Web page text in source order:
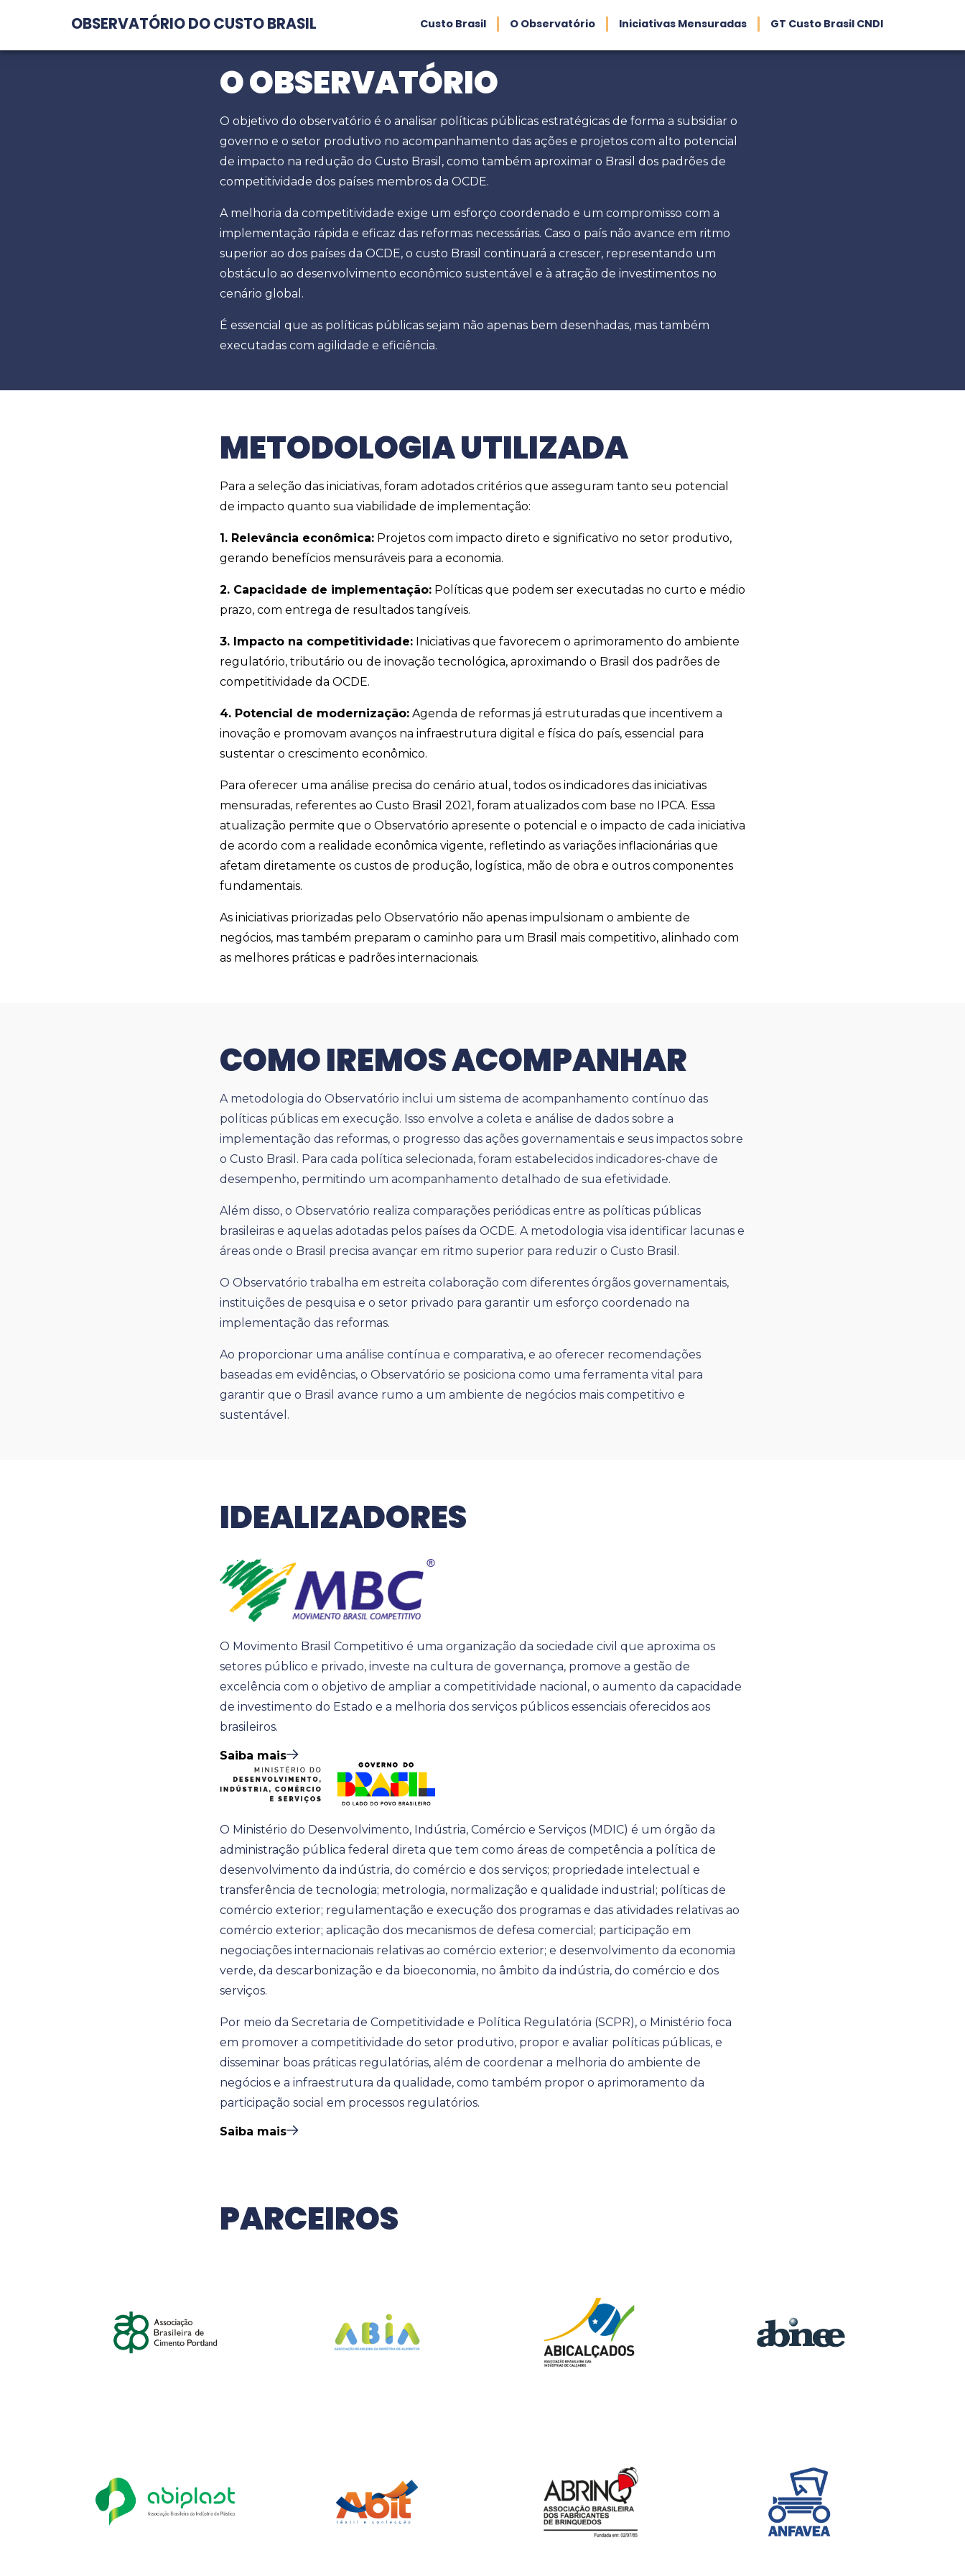
OBSERVATÓRIO DO CUSTO BRASIL Custo Brasil O Observatório Iniciativas Mensuradas GT Custo Brasil CNDI
O OBSERVATÓRIO
O objetivo do observatório é o analisar políticas públicas estratégicas de forma a subsidiar o
governo e o setor produtivo no acompanhamento das ações e projetos com alto potencial
de impacto na redução do Custo Brasil, como também aproximar o Brasil dos padrões de
competitividade dos países membros da OCDE.
A melhoria da competitividade exige um esforço coordenado e um compromisso com a
implementação rápida e eficaz das reformas necessárias. Caso o país não avance em ritmo
superior ao dos países da OCDE, o custo Brasil continuará a crescer, representando um
obstáculo ao desenvolvimento econômico sustentável e à atração de investimentos no
cenário global.
É essencial que as políticas públicas sejam não apenas bem desenhadas, mas também
executadas com agilidade e eficiência.
METODOLOGIA UTILIZADA
Para a seleção das iniciativas, foram adotados critérios que asseguram tanto seu potencial
de impacto quanto sua viabilidade de implementação:
1. Relevância econômica: Projetos com impacto direto e significativo no setor produtivo,
gerando benefícios mensuráveis para a economia.
2. Capacidade de implementação: Políticas que podem ser executadas no curto e médio
prazo, com entrega de resultados tangíveis.
3. Impacto na competitividade: Iniciativas que favorecem o aprimoramento do ambiente
regulatório, tributário ou de inovação tecnológica, aproximando o Brasil dos padrões de
competitividade da OCDE.
4. Potencial de modernização: Agenda de reformas já estruturadas que incentivem a
inovação e promovam avanços na infraestrutura digital e física do país, essencial para
sustentar o crescimento econômico.
Para oferecer uma análise precisa do cenário atual, todos os indicadores das iniciativas
mensuradas, referentes ao Custo Brasil 2021, foram atualizados com base no IPCA. Essa
atualização permite que o Observatório apresente o potencial e o impacto de cada iniciativa
de acordo com a realidade econômica vigente, refletindo as variações inflacionárias que
afetam diretamente os custos de produção, logística, mão de obra e outros componentes
fundamentais.
As iniciativas priorizadas pelo Observatório não apenas impulsionam o ambiente de
negócios, mas também preparam o caminho para um Brasil mais competitivo, alinhado com
as melhores práticas e padrões internacionais.
COMO IREMOS ACOMPANHAR
A metodologia do Observatório inclui um sistema de acompanhamento contínuo das
políticas públicas em execução. Isso envolve a coleta e análise de dados sobre a
implementação das reformas, o progresso das ações governamentais e seus impactos sobre
o Custo Brasil. Para cada política selecionada, foram estabelecidos indicadores-chave de
desempenho, permitindo um acompanhamento detalhado de sua efetividade.
Além disso, o Observatório realiza comparações periódicas entre as políticas públicas
brasileiras e aquelas adotadas pelos países da OCDE. A metodologia visa identificar lacunas e
áreas onde o Brasil precisa avançar em ritmo superior para reduzir o Custo Brasil.
O Observatório trabalha em estreita colaboração com diferentes órgãos governamentais,
instituições de pesquisa e o setor privado para garantir um esforço coordenado na
implementação das reformas.
Ao proporcionar uma análise contínua e comparativa, e ao oferecer recomendações
baseadas em evidências, o Observatório se posiciona como uma ferramenta vital para
garantir que o Brasil avance rumo a um ambiente de negócios mais competitivo e
sustentável.
IDEALIZADORES
O Movimento Brasil Competitivo é uma organização da sociedade civil que aproxima os
setores público e privado, investe na cultura de governança, promove a gestão de
excelência com o objetivo de ampliar a competitividade nacional, o aumento da capacidade
de investimento do Estado e a melhoria dos serviços públicos essenciais oferecidos aos
brasileiros.
Saiba mais
O Ministério do Desenvolvimento, Indústria, Comércio e Serviços (MDIC) é um órgão da
administração pública federal direta que tem como áreas de competência a política de
desenvolvimento da indústria, do comércio e dos serviços; propriedade intelectual e
transferência de tecnologia; metrologia, normalização e qualidade industrial; políticas de
comércio exterior; regulamentação e execução dos programas e das atividades relativas ao
comércio exterior; aplicação dos mecanismos de defesa comercial; participação em
negociações internacionais relativas ao comércio exterior; e desenvolvimento da economia
verde, da descarbonização e da bioeconomia, no âmbito da indústria, do comércio e dos
serviços.
Por meio da Secretaria de Competitividade e Política Regulatória (SCPR), o Ministério foca
em promover a competitividade do setor produtivo, propor e avaliar políticas públicas, e
disseminar boas práticas regulatórias, além de coordenar a melhoria do ambiente de
negócios e a infraestrutura da qualidade, como também propor o aprimoramento da
participação social em processos regulatórios.
Saiba mais
PARCEIROS